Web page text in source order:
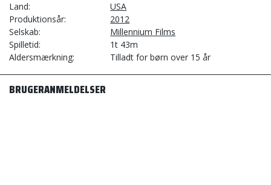
Land
USA
Produktionsår
2012
Selskab
Millennium Films
Spilletid
1t 43m
Aldersmærkning
Tilladt for børn over 15 år
BRUGERANMELDELSER